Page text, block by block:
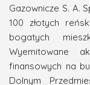
Gazownicze S. A.
100 złotych
bogatych
Wyemitowane
finansowych na
Dolnym